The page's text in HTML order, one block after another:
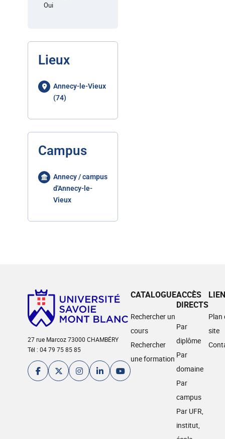
Oui
Lieux
Annecy-le-Vieux
(74)
Campus
Annecy / campus
d'Annecy-le-
Vieux
27 rue Marcoz 73000 CHAMBÉRY
Tél : 04 79 75 85 85
CATALOGUE
Rechercher un
cours
Rechercher
une formation
ACCÈS
DIRECTS
Par
diplôme
Par
domaine
Par
campus
Par UFR,
institut,
Plan
site